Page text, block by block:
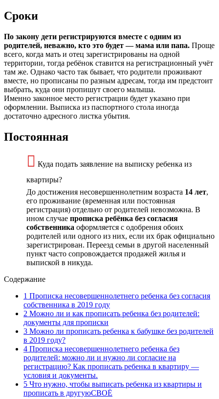
Сроки
По закону дети регистрируются вместе с одним из
родителей, неважно, кто это будет — мама или папа. Проще
всего, когда мать и отец зарегистрированы на одной
территории, тогда ребёнок ставится на регистрационный учёт
там же. Однако часто так бывает, что родители проживают
вместе, но прописаны по разным адресам, тогда им предстоит
выбрать, куда они пропишут своего малыша.
Именно законное место регистрации будет указано при
оформлении. Выписка из паспортного стола иногда
достаточно адресного листка убытия.
Постоянная
Куда подать заявление на выписку ребенка из
квартиры?
До достижения несовершеннолетним возраста 14 лет,
его проживание (временная или постоянная
регистрация) отдельно от родителей невозможна. В
ином случае прописка ребёнка без согласия
собственника оформляется с одобрения обоих
родителей или одного из них, если их брак официально
зарегистрирован. Переезд семьи в другой населенный
пункт часто сопровождается продажей жилья и
выпиской в никуда.
Содержание
1 Прописка несовершеннолетнего ребенка без согласия
собственника в 2019 году
2 Можно ли и как прописать ребенка без родителей:
документы для прописки
3 Можно ли прописать ребенка к бабушке без родителей
в 2019 году?
4 Прописка несовершеннолетнего ребенка без
родителей: можно ли и нужно ли согласие на
регистрацию? Как прописать ребенка в квартиру —
условия и документы.
5 Что нужно, чтобы выписать ребенка из квартиры и
прописать в другуюСВОЁ